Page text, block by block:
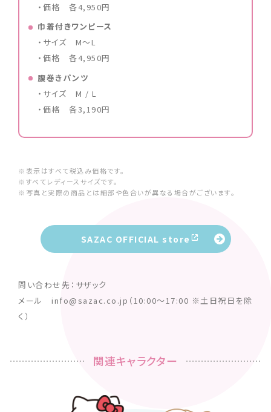
・価格 各4,950円
巾着付きワンピース
・サイズ M〜L
・価格 各4,950円
腹巻きパンツ
・サイズ M / L
・価格 各3,190円
※表示はすべて税込み価格です。
※すべてレディースサイズです。
※写真と実際の商品とは細部や色合いが異なる場合がございます。
SAZAC OFFICIAL store
問い合わせ先：サザック
メール info@sazac.co.jp（10:00～17:00 ※土日祝日を除
く）
関連キャラクター